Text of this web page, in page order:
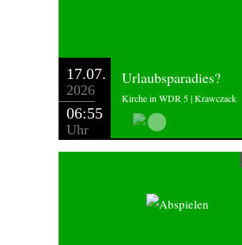
17.07.
2026
06:55
Uhr
Urlaubsparadies?
Kirche in WDR 5 | Krawczack